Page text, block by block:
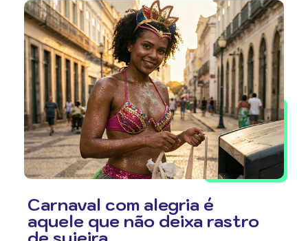
Carnaval com alegria é
aquele que não deixa rastro